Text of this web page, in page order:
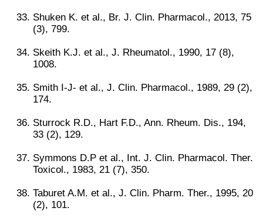
Shuken K. et al., Br. J. Clin. Pharmacol., 2013, 75
(3), 799.
Skeith K.J. et al., J. Rheumatol., 1990, 17 (8),
1008.
Smith I-J- et al., J. Clin. Pharmacol., 1989, 29 (2),
174.
Sturrock R.D., Hart F.D., Ann. Rheum. Dis., 194,
33 (2), 129.
Symmons D.P et al., Int. J. Clin. Pharmacol. Ther.
Toxicol., 1983, 21 (7), 350.
Taburet A.M. et al., J. Clin. Pharm. Ther., 1995, 20
(2), 101.